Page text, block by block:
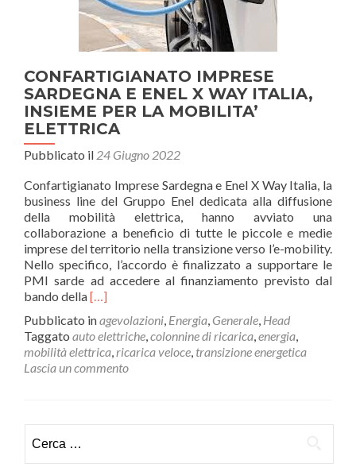
CONFARTIGIANATO IMPRESE
SARDEGNA E ENEL X WAY ITALIA,
INSIEME PER LA MOBILITA’
ELETTRICA
Pubblicato il 24 Giugno 2022
Confartigianato Imprese Sardegna e Enel X Way Italia, la
business line del Gruppo Enel dedicata alla diffusione
della mobilità elettrica, hanno avviato una
collaborazione a beneficio di tutte le piccole e medie
imprese del territorio nella transizione verso l’e-mobility.
Nello specifico, l’accordo è finalizzato a supportare le
PMI sarde ad accedere al finanziamento previsto dal
bando dellaLeggi
piùCONFARTIGIANATO
IMPRESE
SARDEGNA
E ENEL
ITALIA,
[…]
Pubblicato inagevolazioni, Energia, Generale, Head
Taggato auto elettriche,colonnine di ricarica,energia,
mobilità elettrica,ricarica veloce, transizione energetica
Lascia un commento
per: